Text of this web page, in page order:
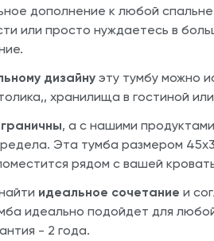
дополнение к любой
или просто нуждаетесь в
дизайну эту тумбу можно
хранилища в гостиной
, а с нашими
Эта тумба размером
рядом с вашей
идеальное сочетание и
идеально подойдет для
- 2 года.